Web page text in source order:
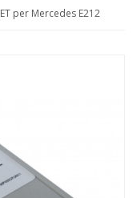
per Mercedes E212